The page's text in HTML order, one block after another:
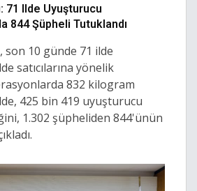
71 Ilde Uyuşturucu
844 Şüpheli Tutuklandı
son 10 günde 71 ilde
satıcılarına yönelik
832 kilogram
425 bin 419 uyuşturucu
1.302 şüpheliden 844'ünün